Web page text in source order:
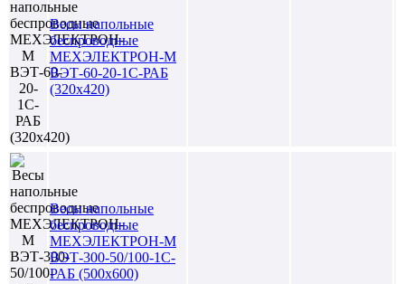
Весы напольные
беспроводные
МЕХЭЛЕКТРОН-М
ВЭТ-60-20-1С-РАБ
(320х420)
Весы напольные
беспроводные
МЕХЭЛЕКТРОН-М
ВЭТ-300-50/100-1С-
РАБ (500х600)